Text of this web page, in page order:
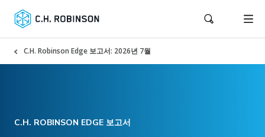
C.H. Robinson Edge 보고서: 2026년 7월
C.H. ROBINSON EDGE 보고서